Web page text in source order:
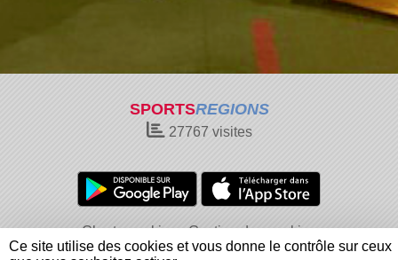
SPORTSREGIONS
27767 visites
Charte cookies
Gestion des cookies
Informations légales
Signaler un contenu inapproprié
Ce site utilise des cookies et vous donne le contrôle sur ceux